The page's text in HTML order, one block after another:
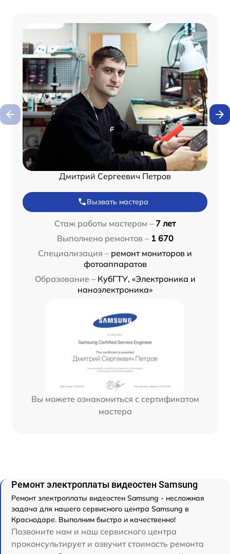
Дмитрий Сергеевич Петров
Вызвать мастера
Стаж работы мастером – 7 лет
Выполнено ремонтов – 1 670
Специализация – ремонт мониторов и
фотоаппаратов
Образование – КубГТУ, «Электроника и
наноэлектроника»
Вы можете ознакомиться с сертификатом
мастера
Ремонт электроплаты видеостен Samsung
Ремонт электроплаты видеостен Samsung - несложная
задача для нашего сервисного центра Samsung в
Краснодаре. Выполним быстро и качественно!
Позвоните нам и наш сервисного центра
проконсультирует и озвучит стоимость ремонта